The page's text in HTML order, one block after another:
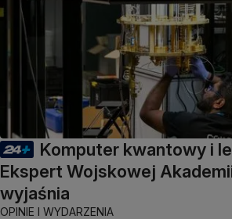
Komputer kwantowy i
Ekspert Wojskowej
wyjaśnia
OPINIE I WYDARZENIA